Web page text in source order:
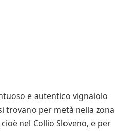
e autentico vignaiolo
trovano per metà nella zona
nel Collio Sloveno, e per